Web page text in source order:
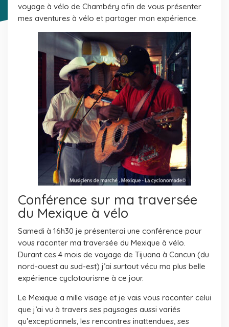
voyage à vélo de Chambéry afin de vous présenter
mes aventures à vélo et partager mon expérience.
Conférence sur ma traversée
du Mexique à vélo
Samedi à 16h30 je présenterai une conférence pour
vous raconter ma traversée du Mexique à vélo.
Durant ces 4 mois de voyage de Tijuana à Cancun (du
nord-ouest au sud-est) j’ai surtout vécu ma plus belle
expérience cyclotourisme à ce jour.
Le Mexique a mille visage et je vais vous raconter celui
que j’ai vu à travers ses paysages aussi variés
qu’exceptionnels, les rencontres inattendues, ses